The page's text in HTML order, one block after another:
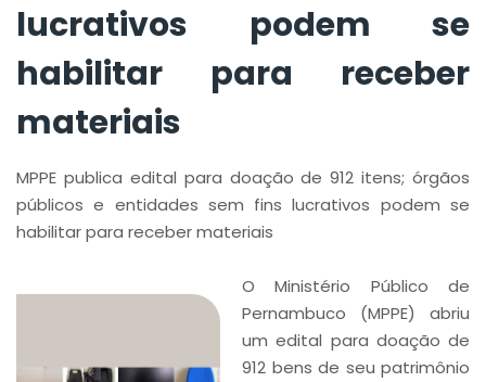
lucrativos podem se
habilitar para receber
materiais
MPPE publica edital para doação de 912 itens; órgãos
públicos e entidades sem fins lucrativos podem se
habilitar para receber materiais
O Ministério Público de
Pernambuco (MPPE) abriu
um edital para doação de
912 bens de seu patrimônio